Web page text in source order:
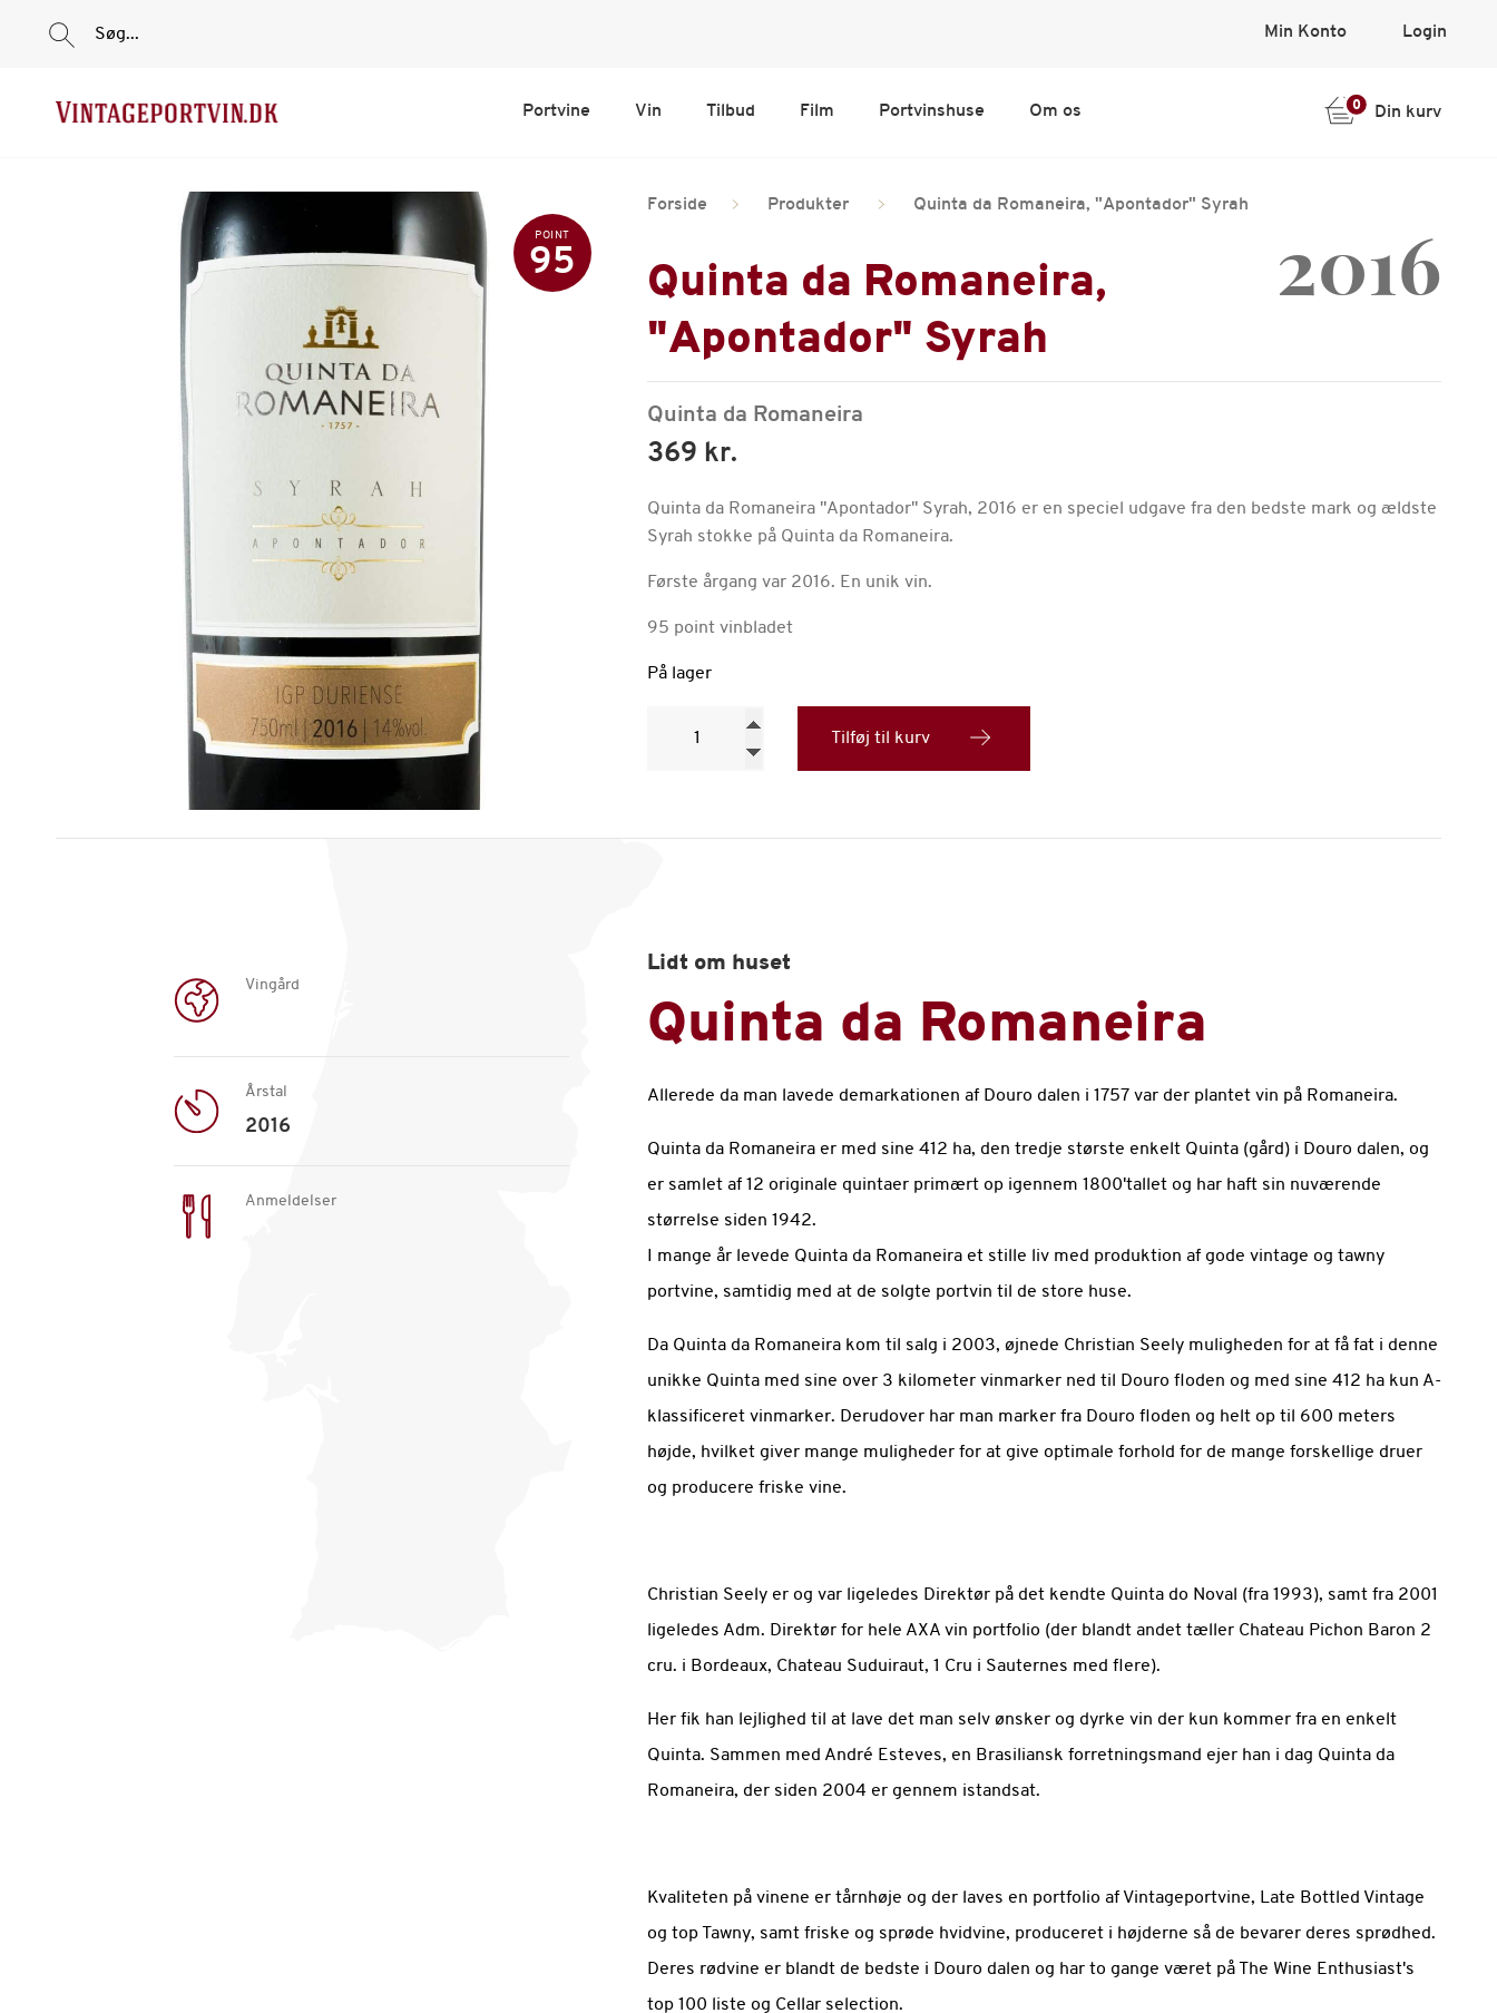
Søg... Min Konto Login
Portvine Vin Tilbud Film Portvinshuse Om os 0 Din kurv
POINT
95
Forside Produkter Quinta da Romaneira, "Apontador" Syrah
Quinta da Romaneira,
"Apontador" Syrah
2016
Quinta da Romaneira
369 kr.
Quinta da Romaneira "Apontador" Syrah, 2016 er en speciel udgave fra den bedste mark og ældste
Syrah stokke på Quinta da Romaneira.
Første årgang var 2016. En unik vin.
95 point vinbladet
På lager
antal
Tilføj til kurv
Vingård
Årstal
2016
Anmeldelser
Lidt om huset
Quinta da Romaneira
Allerede da man lavede demarkationen af Douro dalen i 1757 var der plantet vin på Romaneira.
Quinta da Romaneira er med sine 412 ha, den tredje største enkelt Quinta (gård) i Douro dalen, og
er samlet af 12 originale quintaer primært op igennem 1800'tallet og har haft sin nuværende
størrelse siden 1942.
I mange år levede Quinta da Romaneira et stille liv med produktion af gode vintage og tawny
portvine, samtidig med at de solgte portvin til de store huse.
Da Quinta da Romaneira kom til salg i 2003, øjnede Christian Seely muligheden for at få fat i denne
unikke Quinta med sine over 3 kilometer vinmarker ned til Douro floden og med sine 412 ha kun A-
klassificeret vinmarker. Derudover har man marker fra Douro floden og helt op til 600 meters
højde, hvilket giver mange muligheder for at give optimale forhold for de mange forskellige druer
og producere friske vine.
Christian Seely er og var ligeledes Direktør på det kendte Quinta do Noval (fra 1993), samt fra 2001
ligeledes Adm. Direktør for hele AXA vin portfolio (der blandt andet tæller Chateau Pichon Baron 2
cru. i Bordeaux, Chateau Suduiraut, 1 Cru i Sauternes med flere).
Her fik han lejlighed til at lave det man selv ønsker og dyrke vin der kun kommer fra en enkelt
Quinta. Sammen med André Esteves, en Brasiliansk forretningsmand ejer han i dag Quinta da
Romaneira, der siden 2004 er gennem istandsat.
Kvaliteten på vinene er tårnhøje og der laves en portfolio af Vintageportvine, Late Bottled Vintage
og top Tawny, samt friske og sprøde hvidvine, produceret i højderne så de bevarer deres sprødhed.
Deres rødvine er blandt de bedste i Douro dalen og har to gange været på The Wine Enthusiast's
top 100 liste og Cellar selection.